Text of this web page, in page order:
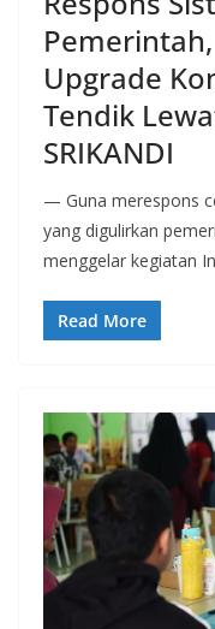
Upgrade
Tendik
SRIKANDI
— Guna merespons
yang digulirkan
menggelar kegiatan
Read More